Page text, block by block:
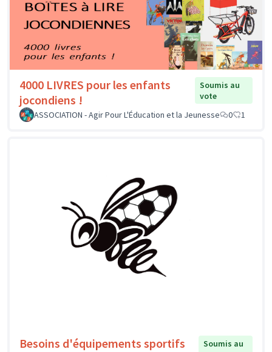
4000 LIVRES pour les enfants
jocondiens !
Soumis au
vote
ASSOCIATION - Agir Pour L'Éducation et la Jeunesse
0 1
Besoins d'équipements sportifs
Soumis au